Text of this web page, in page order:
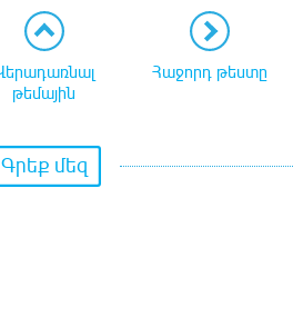
թեմային
Հաջորդ թեստը
Գրեք մեզ